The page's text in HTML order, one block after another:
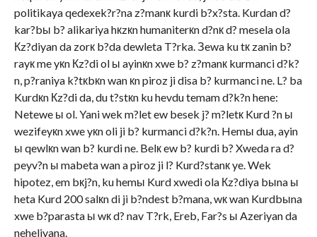
politikaya qedexek?r?na z?manк kurdi b?x?sta. Kurdan d?
kar?bы b? alikariya hкzкn humaniterкn d?nк d? mesela ola
Кz?diyan da zorк b?da dewleta T?rka. Зewa ku tк zanin b?
rayк me yкn Кz?di ol ы ayinкn xwe b? z?manк kurmanci d?k?
n, p?raniya k?tкbкn wan кn piroz ji disa b? kurmanci ne. L? ba
Kurdкn Кz?di da, du t?stкn ku hevdu temam d?k?n hene:
Netewe ы ol. Yani wek m?let ew besek j? m?letк Kurd ?n ы
wezifeyкn xwe yкn oli ji b? kurmanci d?k?n. Hemы dua, ayin
ы qewlкn wan b? kurdi ne. Belк ew b? kurdi b? Xweda ra d?
peyv?n ы mabeta wan a piroz ji l? Kurd?stanк ye. Wek
hipotez, em bкj?n, ku hemы Kurd xwedi ola Кz?diya bыna ы
heta Kurd 200 salкn di ji b?ndest b?mana, wк wan Kurdbыna
xwe b?parasta ы wк d? nav T?rk, Ereb, Far?s ы Azeriyan da
neheliyana.